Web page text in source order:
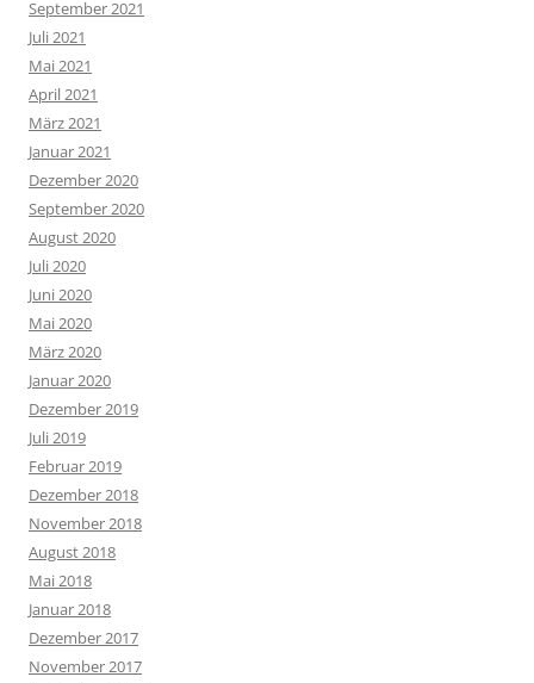
September 2021
Juli 2021
Mai 2021
April 2021
März 2021
Januar 2021
Dezember 2020
September 2020
August 2020
Juli 2020
Juni 2020
Mai 2020
März 2020
Januar 2020
Dezember 2019
Juli 2019
Februar 2019
Dezember 2018
November 2018
August 2018
Mai 2018
Januar 2018
Dezember 2017
November 2017